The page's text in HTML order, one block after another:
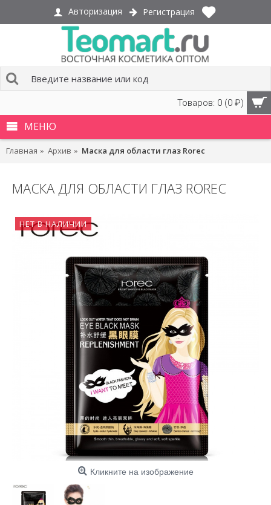
Авторизация Регистрация
Товаров: 0 (0 ₽)
МЕНЮ
Главная Архив Маска для области глаз Rorec
МАСКА ДЛЯ ОБЛАСТИ ГЛАЗ ROREC
НЕТ В НАЛИЧИИ
Кликните на изображение